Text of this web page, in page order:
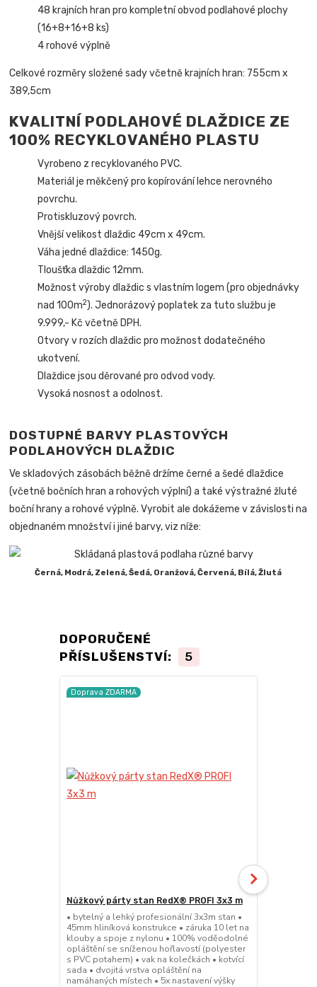
48 krajních hran pro kompletní obvod podlahové plochy
(16+8+16+8 ks)
4 rohové výplně
Celkové rozměry složené sady včetně krajních hran: 755cm x
389,5cm
KVALITNÍ PODLAHOVÉ DLAŽDICE ZE
100% RECYKLOVANÉHO PLASTU
Vyrobeno z recyklovaného PVC.
Materiál je měkčený pro kopírování lehce nerovného
povrchu.
Protiskluzový povrch.
Vnější velikost dlaždic 49cm x 49cm.
Váha jedné dlaždice: 1450g.
Tloušťka dlaždic 12mm.
Možnost výroby dlaždic s vlastním logem (pro objednávky
nad 100m2). Jednorázový poplatek za tuto službu je
9.999,- Kč včetně DPH.
Otvory v rozích dlaždic pro možnost dodatečného
ukotvení.
Dlaždice jsou děrované pro odvod vody.
Vysoká nosnost a odolnost.
DOSTUPNÉ BARVY PLASTOVÝCH
PODLAHOVÝCH DLAŽDIC
Ve skladových zásobách běžně držíme černé a šedé dlaždice
(včetně bočních hran a rohových výplní) a také výstražné žluté
boční hrany a rohové výplně. Vyrobit ale dokážeme v závislosti na
objednaném množství i jiné barvy, viz níže:
Černá, Modrá, Zelená, Šedá, Oranžová, Červená, Bílá, Žlutá
DOPORUČENÉ
PŘÍSLUŠENSTVÍ:
5
Doprava ZDARMA
Nůžkový párty stan RedX® PROFI 3x3 m
• bytelný a lehký profesionální 3x3m stan •
45mm hliníková konstrukce • záruka 10 let na
klouby a spoje z nylonu • 100% voděodolné
opláštění se sníženou hořlavostí (polyester
s PVC potahem) • vak na kolečkách • kotvící
sada • dvojitá vrstva opláštění na
namáhaných místech • 5x nastavení výšky